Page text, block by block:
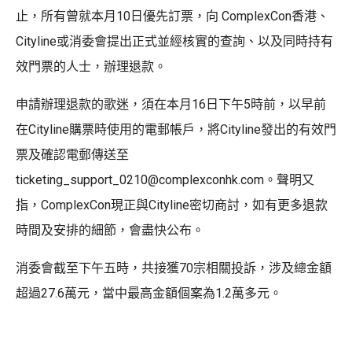
止，所有曾就本月10日優先訂票，向 ComplexCon香港、
Cityline或消委會提出正式並經核實的查詢、以及同時持有
效門票的人士，辦理退款。
申請辦理退款的歌迷，須在本月16日下午5時前，以早前
在Cityline購票時使用的電郵帳戶，將Cityline發出的有效門
票及確認電郵傳送至
ticketing_support_0210@complexconhk.com。聲明又
指，ComplexCon現正與Cityline密切商討，如有更多退款
時間及安排的細節，會盡快公布。
消委會截至下午五時，共接獲70宗相關投訴，涉及總金額
超過27.6萬元，當中最高金額個案為1.2萬多元。